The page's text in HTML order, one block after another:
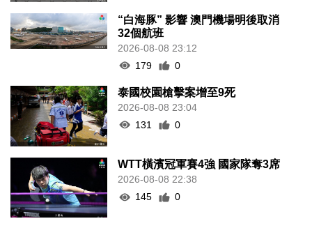
“白海豚” 影響 澳門機場明後取消
32個航班
2026-08-08 23:12
179
0
泰國校園槍擊案增至9死
2026-08-08 23:04
131
0
WTT橫濱冠軍賽4強 國家隊奪3席
2026-08-08 22:38
145
0